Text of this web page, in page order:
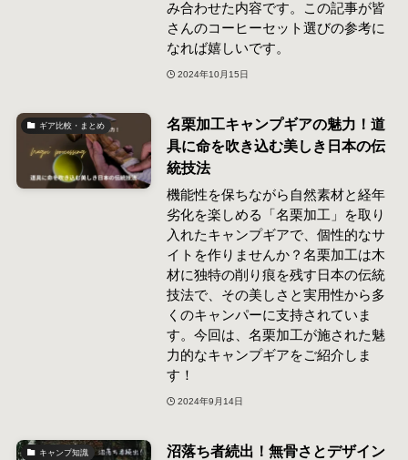
み合わせた内容です。この記事が皆
さんのコーヒーセット選びの参考に
なれば嬉しいです。
2024年10月15日
ギア比較・まとめ
名栗加工キャンプギアの魅力！道
具に命を吹き込む美しき日本の伝
統技法
機能性を保ちながら自然素材と経年
劣化を楽しめる「名栗加工」を取り
入れたキャンプギアで、個性的なサ
イトを作りませんか？名栗加工は木
材に独特の削り痕を残す日本の伝統
技法で、その美しさと実用性から多
くのキャンパーに支持されていま
す。今回は、名栗加工が施された魅
力的なキャンプギアをご紹介しま
す！
2024年9月14日
キャンプ知識
沼落ち者続出！無骨さとデザイン